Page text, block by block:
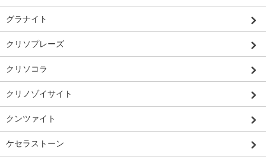
グラナイト
クリソプレーズ
クリソコラ
クリノゾイサイト
クンツァイト
ケセラストーン